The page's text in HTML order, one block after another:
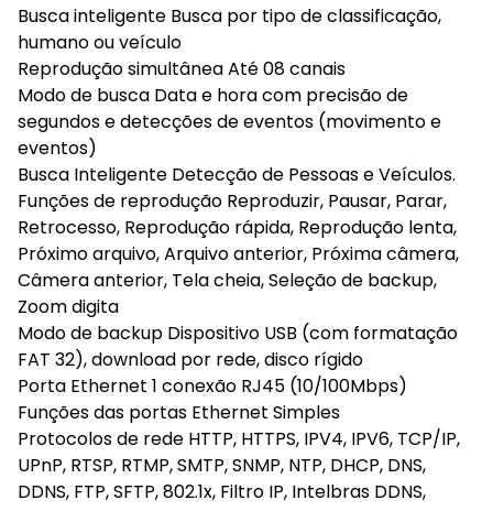
Busca inteligente Busca por tipo de classificação,
humano ou veículo
Reprodução simultânea Até 08 canais
Modo de busca Data e hora com precisão de
segundos e detecções de eventos (movimento e
eventos)
Busca Inteligente Detecção de Pessoas e Veículos.
Funções de reprodução Reproduzir, Pausar, Parar,
Retrocesso, Reprodução rápida, Reprodução lenta,
Próximo arquivo, Arquivo anterior, Próxima câmera,
Câmera anterior, Tela cheia, Seleção de backup,
Zoom digita
Modo de backup Dispositivo USB (com formatação
FAT 32), download por rede, disco rígido
Porta Ethernet 1 conexão RJ45 (10/100Mbps)
Funções das portas Ethernet Simples
Protocolos de rede HTTP, HTTPS, IPV4, IPV6, TCP/IP,
UPnP, RTSP, RTMP, SMTP, SNMP, NTP, DHCP, DNS,
DDNS, FTP, SFTP, 802.1x, Filtro IP, Intelbras DDNS,